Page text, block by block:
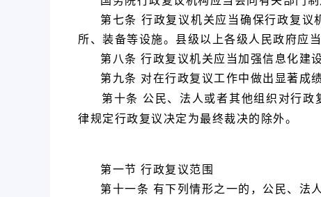
第七条 行政复议机关应当确保行政复议
所、装备等设施。县级以上各级人民政府应
第八条 行政复议机关应当加强信息化建
第九条 对在行政复议工作中做出显著成
第十条 公民、法人或者其他组织对行
律规定行政复议决定为最终裁决的除外。
第一节 行政复议范围
第十一条 有下列情形之一的，公民、法